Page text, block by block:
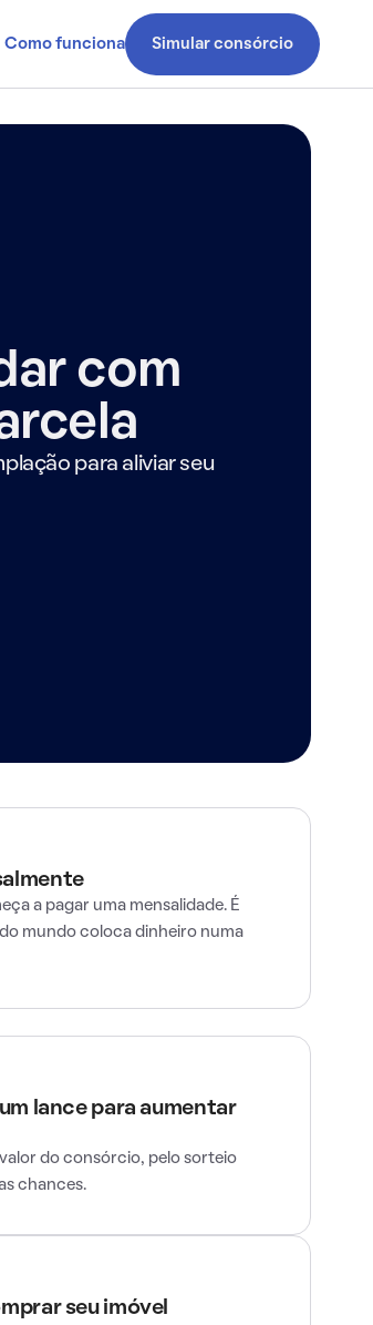
Como funciona Simular consórcio
com
para aliviar seu
a pagar uma mensalidade. É
mundo coloca dinheiro numa
lance para aumentar
do consórcio, pelo sorteio
chances.
seu imóvel